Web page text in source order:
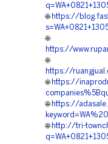
🌐 https://
🌐
https://
🌐
https://
🌐 https://
🌐 https://
🌐 http://tri-